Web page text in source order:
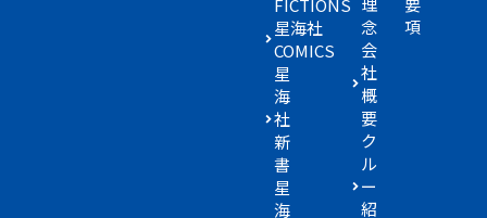
FICTIONS
星海社
COMICS
星
海
社
新
書
星
海
念
会
社
概
要
ク
ル
ー
紹
項